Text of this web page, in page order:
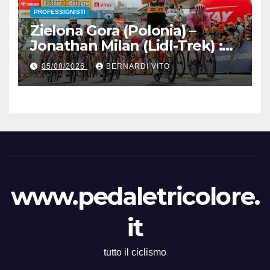
PROFESSIONISTI
Zielona Gora (Polonia) –
Jonathan Milan (Lidl-Trek) :
Vince la terza tappa di
seguito e in maglia gialla
all’83° Giro di Polonia
05/08/2026 BERNARDI VITO
www.pedaletricolore.
it
tutto il ciclismo